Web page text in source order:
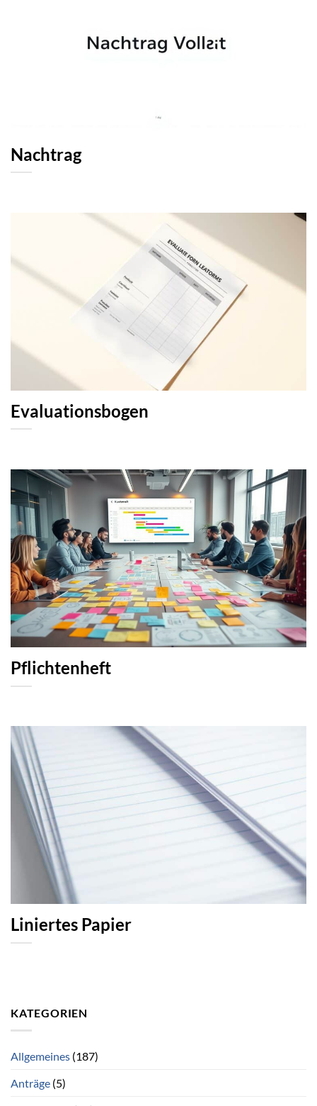
Nachtrag
Evaluationsbogen
Pflichtenheft
Liniertes Papier
KATEGORIEN
Allgemeines (187)
Anträge (5)